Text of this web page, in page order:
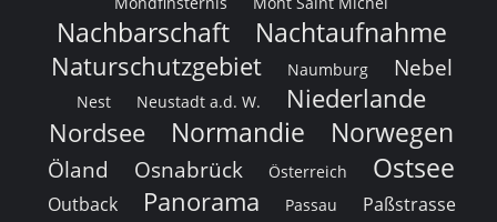
Nachbarschaft Nachtaufnahme
Naturschutzgebiet Naumburg Nebel
Nest Neustadt a.d. W.
Niederlande
Nordsee
Normandie Norwegen
Öland Osnabrück Österreich Ostsee
Outback Panorama Passau
Paßstrasse